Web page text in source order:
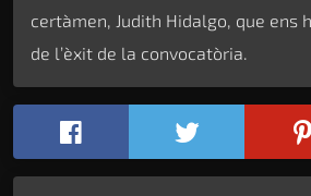
certàmen, Judith Hidalgo, que ens
de l’èxit de la convocatòria.